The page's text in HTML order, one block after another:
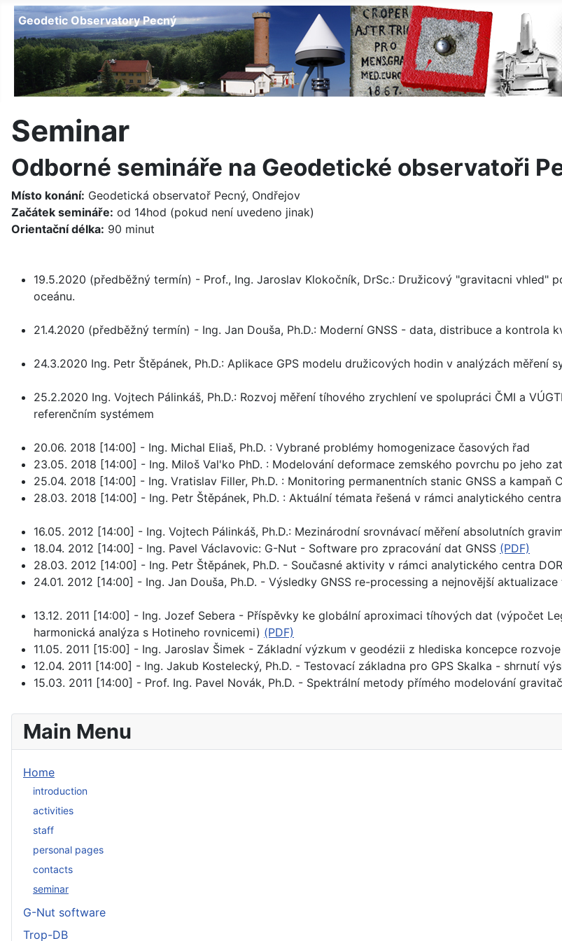
Geodetic Observatory Pecný
Seminar
Odborné semináře na Geodetické observatoři
Místo konání: Geodetická observatoř Pecný, Ondřejov
Začátek semináře: od 14hod (pokud není uvedeno jinak)
Orientační délka: 90 minut
19.5.2020 (předběžný termín) - Prof., Ing. Jaroslav Klokočník, DrSc.: Družicový "gravitacni vhled"
oceánu.
21.4.2020 (předběžný termín) - Ing. Jan Douša, Ph.D.: Moderní GNSS - data, distribuce a kontrola
24.3.2020 Ing. Petr Štěpánek, Ph.D.: Aplikace GPS modelu družicových hodin v analýzách měření
25.2.2020 Ing. Vojtech Pálinkáš, Ph.D.: Rozvoj měření tíhového zrychlení ve spolupráci ČMI a
referenčním systémem
20.06. 2018 [14:00] - Ing. Michal Eliaš, Ph.D. : Vybrané problémy homogenizace časových řad
23.05. 2018 [14:00] - Ing. Miloš Val'ko PhD. : Modelování deformace zemského povrchu po jeho
25.04. 2018 [14:00] - Ing. Vratislav Filler, Ph.D. : Monitoring permanentních stanic GNSS a kampaň
28.03. 2018 [14:00] - Ing. Petr Štěpánek, Ph.D. : Aktuální témata řešená v rámci analytického centra
16.05. 2012 [14:00] - Ing. Vojtech Pálinkáš, Ph.D.: Mezinárodní srovnávací měření absolutních
18.04. 2012 [14:00] - Ing. Pavel Václavovic: G-Nut - Software pro zpracování dat GNSS (PDF)
28.03. 2012 [14:00] - Ing. Petr Štěpánek, Ph.D. - Současné aktivity v rámci analytického centra
24.01. 2012 [14:00] - Ing. Jan Douša, Ph.D. - Výsledky GNSS re-processing a nejnovější
13.12. 2011 [14:00] - Ing. Jozef Sebera - Příspěvky ke globální aproximaci tíhových dat (výpočet
harmonická analýza s Hotineho rovnicemi) (PDF)
11.05. 2011 [15:00] - Ing. Jaroslav Šimek - Základní výzkum v geodézii z hlediska koncepce
12.04. 2011 [14:00] - Ing. Jakub Kostelecký, Ph.D. - Testovací základna pro GPS Skalka - shrnutí
15.03. 2011 [14:00] - Prof. Ing. Pavel Novák, Ph.D. - Spektrální metody přímého modelování
Main Menu
Home
introduction
activities
staff
personal pages
contacts
seminar
G-Nut software
Trop-DB